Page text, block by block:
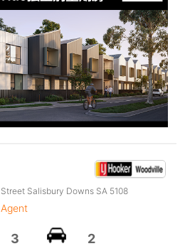
Salisbury Downs SA 5108
3 2